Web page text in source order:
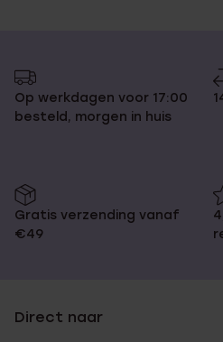
Op werkdagen voor 17:00
besteld, morgen in huis
Gratis verzending vanaf
€49
Direct naar